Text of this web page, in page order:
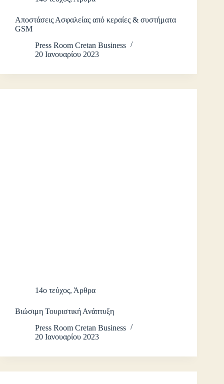
Αποστάσεις Ασφαλείας από κεραίες & συστήματα
GSM
Press Room Cretan Business
20 Ιανουαρίου 2023
14ο τεύχος, Άρθρα
Βιώσιμη Τουριστική Ανάπτυξη
Press Room Cretan Business
20 Ιανουαρίου 2023